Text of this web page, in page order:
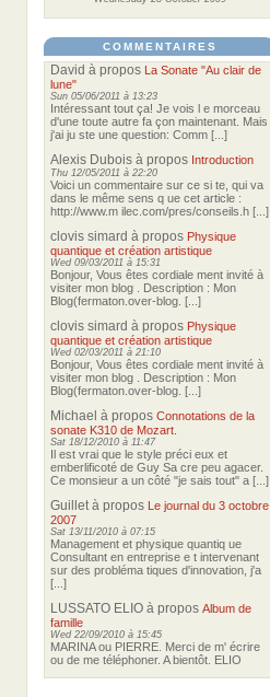
COMMENTAIRES
David à propos La Sonate "Au clair de
lune"
Sun 05/06/2011 à 13:23
Intéressant tout ça! Je vois l e morceau
d'une toute autre fa çon maintenant. Mais
j'ai ju ste une question: Comm [...]
Alexis Dubois à propos Introduction
Thu 12/05/2011 à 22:20
Voici un commentaire sur ce si te, qui va
dans le même sens q ue cet article :
http://www.m ilec.com/pres/conseils.h [...]
clovis simard à propos Physique
quantique et création artistique
Wed 09/03/2011 à 15:31
Bonjour, Vous êtes cordiale ment invité à
visiter mon blog . Description : Mon
Blog(fermaton.over-blog. [...]
clovis simard à propos Physique
quantique et création artistique
Wed 02/03/2011 à 21:10
Bonjour, Vous êtes cordiale ment invité à
visiter mon blog . Description : Mon
Blog(fermaton.over-blog. [...]
Michael à propos Connotations de la
sonate K310 de Mozart.
Sat 18/12/2010 à 11:47
Il est vrai que le style préci eux et
emberlificoté de Guy Sa cre peu agacer.
Ce monsieur a un côté "je sais tout" a [...]
Guilletà propos Le journal du 3 octobre
2007
Sat 13/11/2010 à 07:15
Management et physique quantiq ue
Consultant en entreprise e t intervenant
sur des probléma tiques d'innovation, j'a
[...]
LUSSATO ELIO à propos Album de
famille
Wed 22/09/2010 à 15:45
MARINA ou PIERRE. Merci de m' écrire
ou de me téléphoner. A bientôt. ELIO